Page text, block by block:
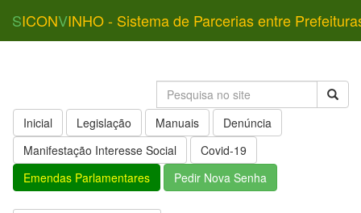
SICONVINHO - Sistema de Parcerias entre
Inicial Legislação Manuais
Denúncia
Manifestação Interesse Social
Covid-19
Emendas Parlamentares
Pedir Nova Senha